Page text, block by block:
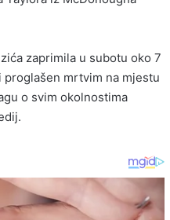
zaprimila u subotu oko 7
mrtvim na mjestu
o svim okolnostima